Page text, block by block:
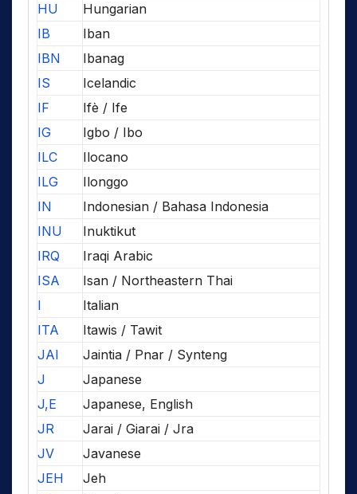
HU
Hungarian
IB
Iban
IBN
Ibanag
IS
Icelandic
IF
Ifè / Ife
IG
Igbo / Ibo
ILC
Ilocano
ILG
Ilonggo
IN
Indonesian / Bahasa Indonesia
INU
Inuktikut
IRQ
Iraqi Arabic
ISA
Isan / Northeastern Thai
I
Italian
ITA
Itawis / Tawit
JAI
Jaintia / Pnar / Synteng
J
Japanese
J,E
Japanese, English
JR
Jarai / Giarai / Jra
JV
Javanese
JEH
Jeh